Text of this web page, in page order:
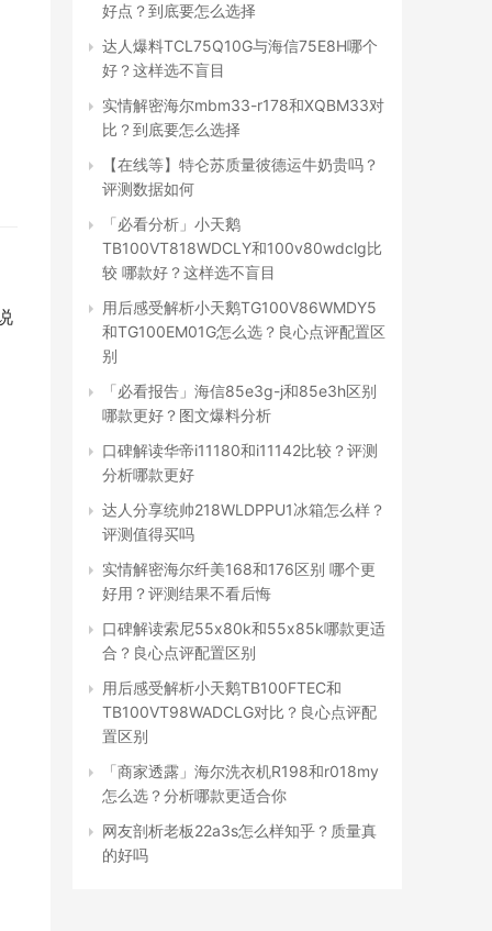
好点？到底要怎么选择
达人爆料TCL75Q10G与海信75E8H哪个
好？这样选不盲目
实情解密海尔mbm33-r178和XQBM33对
比？到底要怎么选择
【在线等】特仑苏质量彼德运牛奶贵吗？
评测数据如何
「必看分析」小天鹅
TB100VT818WDCLY和100v80wdclg比
较 哪款好？这样选不盲目
用后感受解析小天鹅TG100V86WMDY5
和TG100EM01G怎么选？良心点评配置区
别
「必看报告」海信85e3g-j和85e3h区别
哪款更好？图文爆料分析
口碑解读华帝i11180和i11142比较？评测
分析哪款更好
达人分享统帅218WLDPPU1冰箱怎么样？
评测值得买吗
实情解密海尔纤美168和176区别 哪个更
好用？评测结果不看后悔
口碑解读索尼55x80k和55x85k哪款更适
合？良心点评配置区别
用后感受解析小天鹅TB100FTEC和
TB100VT98WADCLG对比？良心点评配
置区别
「商家透露」海尔洗衣机R198和r018my
怎么选？分析哪款更适合你
网友剖析老板22a3s怎么样知乎？质量真
的好吗